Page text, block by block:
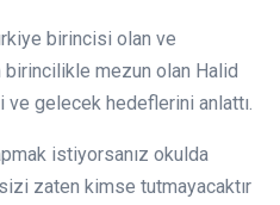
birincisi olan ve
birincilikle mezun olan Halid
ve gelecek hedeflerini anlattı.
istiyorsanız okulda
zaten kimse tutmayacaktır